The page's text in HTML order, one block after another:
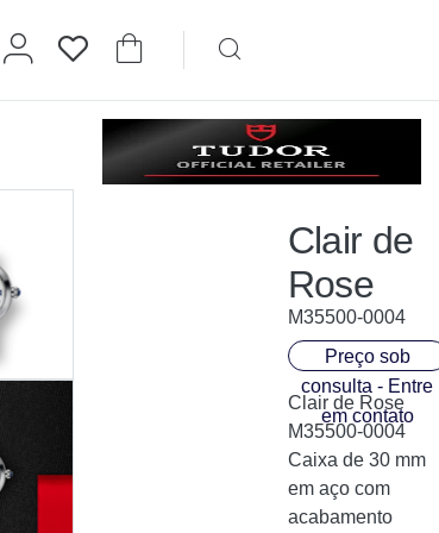
Clair de
Rose
M35500-0004
Preço sob
consulta - Entre
em contato
Clair de Rose
M35500-0004
Caixa de 30 mm
em aço com
acabamento